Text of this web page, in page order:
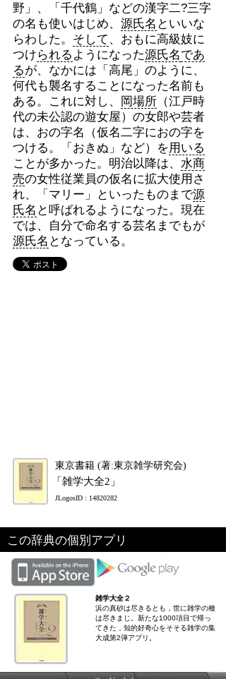
野」、「千代鶴」などの漢字二?三字
の名も使いはじめ、 源氏名 といいな
らわした。 そして 、おもに高級妓に
つけ られる ようになった源氏名であ
るが、なかには「高尾」のように、
何代も襲名することになった名前も
ある。これに対し、
岡場所（江戸時
代の未公認の遊女屋）の女郎や芸者
は、おの字名（仮名二字におの字を
つける。「おきぬ」など）を用いる
ことが多かった。明治以降は、 水商
売の女性従業員の仮名に拡大使用さ
れ、「マリー」といったものまで源
氏名 と呼ばれるようになった。現在
では、自分で命名する芸名までもが
源氏名 となっている。
東京書籍 (著:東京雑学研究会)
「雑学大全2」
JLogosID : 14820282
この辞典の個別アプリ
雑学大全２
浜の真砂は尽きるとも，世に雑学の種
は尽きまじ。新たな1000項目で帰っ
てきた，知的好奇心をそそる雑学の集
大成第2弾アプリ。